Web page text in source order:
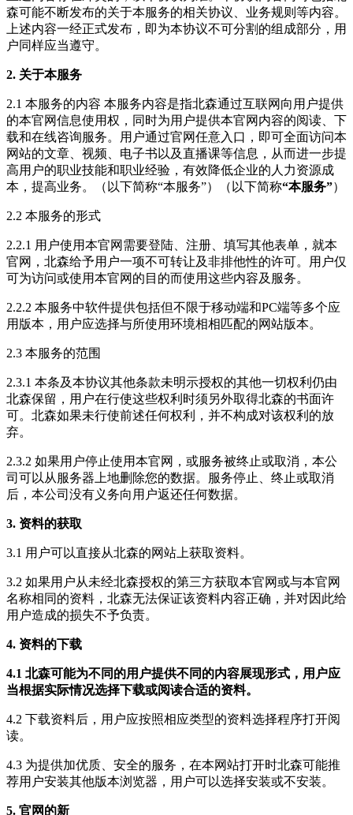
森可能不断发布的关于本服务的相关协议、业务规则等内容。
上述内容一经正式发布，即为本协议不可分割的组成部分，用
户同样应当遵守。
2. 关于本服务
2.1 本服务的内容 本服务内容是指北森通过互联网向用户提供
的本官网信息使用权，同时为用户提供本官网内容的阅读、下
载和在线咨询服务。用户通过官网任意入口，即可全面访问本
网站的文章、视频、电子书以及直播课等信息，从而进一步提
高用户的职业技能和职业经验，有效降低企业的人力资源成
本，提高业务。（以下简称“本服务”）（以下简称“本服务”）
2.2 本服务的形式
2.2.1 用户使用本官网需要登陆、注册、填写其他表单，就本
官网，北森给予用户一项不可转让及非排他性的许可。用户仅
可为访问或使用本官网的目的而使用这些内容及服务。
2.2.2 本服务中软件提供包括但不限于移动端和PC端等多个应
用版本，用户应选择与所使用环境相相匹配的网站版本。
2.3 本服务的范围
2.3.1 本条及本协议其他条款未明示授权的其他一切权利仍由
北森保留，用户在行使这些权利时须另外取得北森的书面许
可。北森如果未行使前述任何权利，并不构成对该权利的放
弃。
2.3.2 如果用户停止使用本官网，或服务被终止或取消，本公
司可以从服务器上地删除您的数据。服务停止、终止或取消
后，本公司没有义务向用户返还任何数据。
3. 资料的获取
3.1 用户可以直接从北森的网站上获取资料。
3.2 如果用户从未经北森授权的第三方获取本官网或与本官网
名称相同的资料，北森无法保证该资料内容正确，并对因此给
用户造成的损失不予负责。
4. 资料的下载
4.1 北森可能为不同的用户提供不同的内容展现形式，用户应
当根据实际情况选择下载或阅读合适的资料。
4.2 下载资料后，用户应按照相应类型的资料选择程序打开阅
读。
4.3 为提供加优质、安全的服务，在本网站打开时北森可能推
荐用户安装其他版本浏览器，用户可以选择安装或不安装。
5. 官网的新